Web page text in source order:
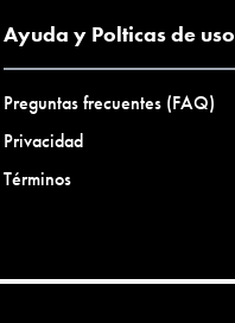
Ayuda y Polticas de uso
Preguntas frecuentes (FAQ)
Privacidad
Términos